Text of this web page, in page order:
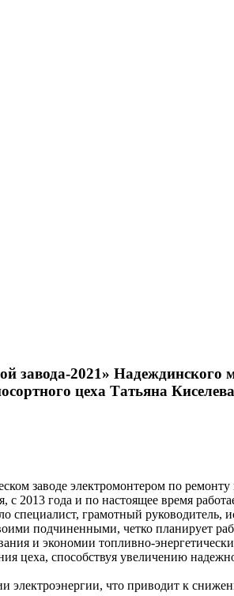
завода-2021» Надеждинского
цеха Татьяна
заводе электромонтером по
2013 года и по настоящее время
специалист, грамотный
подчиненными, четко планирует
и экономии топливно-
цеха, способствуя увеличению
электроэнергии, что приводит к